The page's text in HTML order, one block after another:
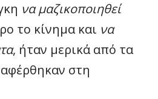
να μαζικοποιηθεί
το κίνημα και να
, ήταν μερικά από τα
στη